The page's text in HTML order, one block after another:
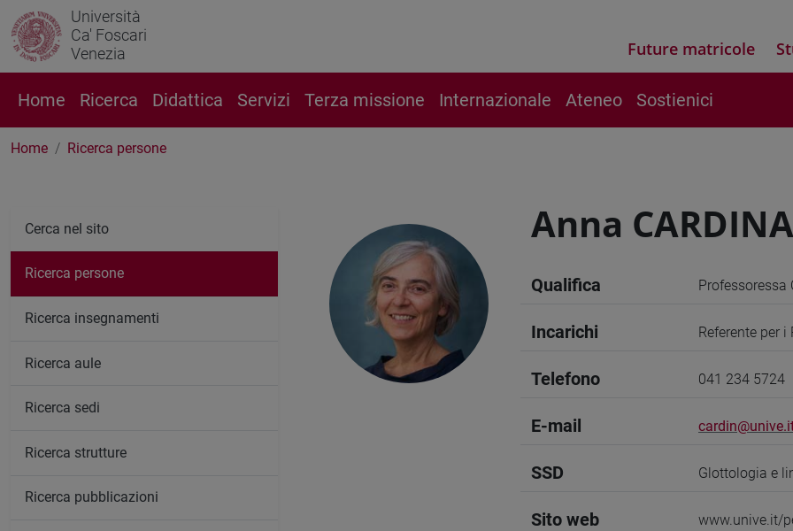
Università
Ca' Foscari
Venezia
Future matricole
Home Ricerca Didattica Servizi Terza missione Internazionale Ateneo Sostienici
Home Ricerca persone
Anna
Qualifica Professoressa
Incarichi Referente per
Telefono 041 234 5724
E-mail
SSD Glottologia e
Sito web www.unive.it/
Cerca nel sito
Ricerca persone
Ricerca insegnamenti
Ricerca aule
Ricerca sedi
Ricerca strutture
Ricerca pubblicazioni